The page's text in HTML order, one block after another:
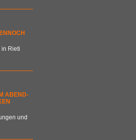
in Rieti
ABEND-
und